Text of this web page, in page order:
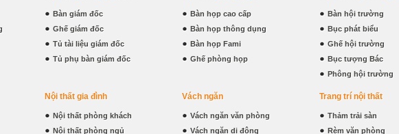
Bàn giám đốc
Ghế giám đốc
Tủ tài liệu giám đốc
Tủ phụ bàn giám đốc
Bàn họp cao cấp
Bàn họp thông dụng
Bàn họp Fami
Ghế phòng họp
Bàn hội trường
Bục phát biểu
Ghế hội trường
Bục tượng Bác
Phông hội trường
Nội thất gia đình
Nội thất phòng khách
Nội thất phòng ngủ
Vách ngăn
Vách ngăn văn phòng
Vách ngăn di động
Trang trí nội thất
Thảm trải sàn
Rèm văn phòng